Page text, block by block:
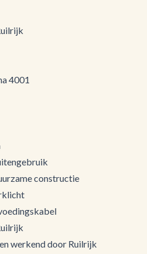
4001
constructie
werkend door Ruilrijk